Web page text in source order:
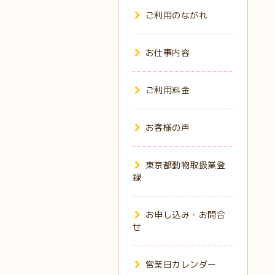
ご利用のながれ
お仕事内容
ご利用料金
お客様の声
東京都動物取扱業登
録
お申し込み・お問合
せ
営業日カレンダー